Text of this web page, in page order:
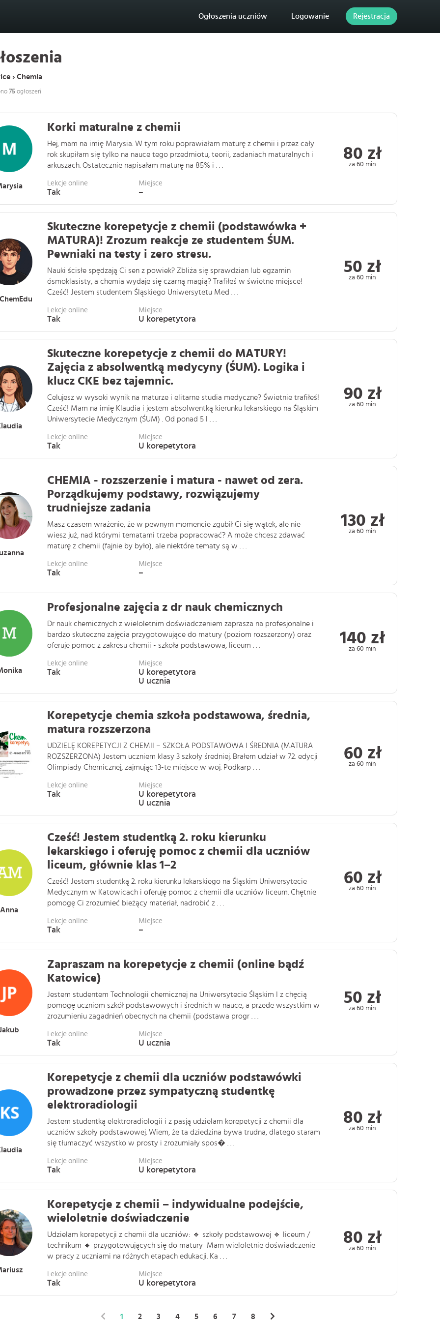
Ogłoszenia uczniów Logowanie Rejestracja
› Chemia
75 ogłoszeń
Korki maturalne z chemii
Hej, mam na imię Marysia. W tym roku poprawiałam maturę z chemii i przez cały
rok skupiłam się tylko na nauce tego przedmiotu, teorii, zadaniach maturalnych i
arkuszach. Ostatecznie napisałam maturę na 85% i . . .
Lekcje online
Tak
Miejsce
–
80 zł
za 60 min
Skuteczne korepetycje z chemii (podstawówka +
MATURA)! Zrozum reakcje ze studentem ŚUM.
Pewniaki na testy i zero stresu.
Nauki ścisłe spędzają Ci sen z powiek? Zbliża się sprawdzian lub egzamin
ósmoklasisty, a chemia wydaje się czarną magią? Trafiłeś w świetne miejsce!
Cześć! Jestem studentem Śląskiego Uniwersytetu Med . . .
Lekcje online
Tak
Miejsce
U korepetytora
50 zł
za 60 min
Skuteczne korepetycje z chemii do MATURY!
Zajęcia z absolwentką medycyny (ŚUM). Logika i
klucz CKE bez tajemnic.
Celujesz w wysoki wynik na maturze i elitarne studia medyczne? Świetnie trafiłeś!
Cześć! Mam na imię Klaudia i jestem absolwentką kierunku lekarskiego na Śląskim
Uniwersytecie Medycznym (ŚUM) . Od ponad 5 l . . .
Lekcje online
Tak
Miejsce
U korepetytora
90 zł
za 60 min
CHEMIA - rozszerzenie i matura - nawet od zera.
Porządkujemy podstawy, rozwiązujemy
trudniejsze zadania
Masz czasem wrażenie, że w pewnym momencie zgubił Ci się wątek, ale nie
wiesz już, nad którymi tematami trzeba popracować? A może chcesz zdawać
maturę z chemii (fajnie by było), ale niektóre tematy są w . . .
Lekcje online
Tak
Miejsce
–
130 zł
za 60 min
Profesjonalne zajęcia z dr nauk chemicznych
Dr nauk chemicznych z wieloletnim doświadczeniem zaprasza na profesjonalne i
bardzo skuteczne zajęcia przygotowujące do matury (poziom rozszerzony) oraz
oferuje pomoc z zakresu chemii - szkoła podstawowa, liceum . . .
Lekcje online
Tak
Miejsce
U korepetytora
U ucznia
140 zł
za 60 min
Korepetycje chemia szkoła podstawowa, średnia,
matura rozszerzona
UDZIELĘ KOREPETYCJI Z CHEMII – SZKOŁA PODSTAWOWA I ŚREDNIA (MATURA
ROZSZERZONA) Jestem uczniem klasy 3 szkoły średniej. Brałem udział w 72. edycji
Olimpiady Chemicznej, zajmując 13-te miejsce w woj. Podkarp . . .
Lekcje online
Tak
Miejsce
U korepetytora
U ucznia
60 zł
za 60 min
Anna
Cześć! Jestem studentką 2. roku kierunku
lekarskiego i oferuję pomoc z chemii dla uczniów
liceum, głównie klas 1–2
Cześć! Jestem studentką 2. roku kierunku lekarskiego na Śląskim Uniwersytecie
Medycznym w Katowicach i oferuję pomoc z chemii dla uczniów liceum. Chętnie
pomogę Ci zrozumieć bieżący materiał, nadrobić z . . .
Lekcje online
Tak
Miejsce
–
60 zł
za 60 min
Zapraszam na korepetycje z chemii (online bądź
Katowice)
Jestem studentem Technologii chemicznej na Uniwersytecie Śląskim I z chęcią
pomogę uczniom szkół podstawowych i średnich w nauce, a przede wszystkim w
zrozumieniu zagadnień obecnych na chemii (podstawa progr . . .
Lekcje online
Tak
Miejsce
U ucznia
50 zł
za 60 min
Korepetycje z chemii dla uczniów podstawówki
prowadzone przez sympatyczną studentkę
elektroradiologii
Jestem studentką elektroradiologii i z pasją udzielam korepetycji z chemii dla
uczniów szkoły podstawowej. Wiem, że ta dziedzina bywa trudna, dlatego staram
się tłumaczyć wszystko w prosty i zrozumiały spos� . . .
Lekcje online
Tak
Miejsce
U korepetytora
80 zł
za 60 min
Korepetycje z chemii – indywidualne podejście,
wieloletnie doświadczenie
Udzielam korepetycji z chemii dla uczniów: 🔹 szkoły podstawowej 🔹 liceum /
technikum 🔹 przygotowujących się do matury Mam wieloletnie doświadczenie
w pracy z uczniami na różnych etapach edukacji. Ka . . .
Lekcje online
Tak
Miejsce
U korepetytora
80 zł
za 60 min
1 2 3 4 5 6 7 8